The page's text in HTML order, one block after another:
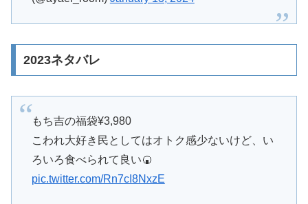
2023ネタバレ
もち吉の福袋¥3,980
こわれ大好き民としてはオトク感少ないけど、い
ろいろ食べられて良い🍘
pic.twitter.com/Rn7cI8NxzE